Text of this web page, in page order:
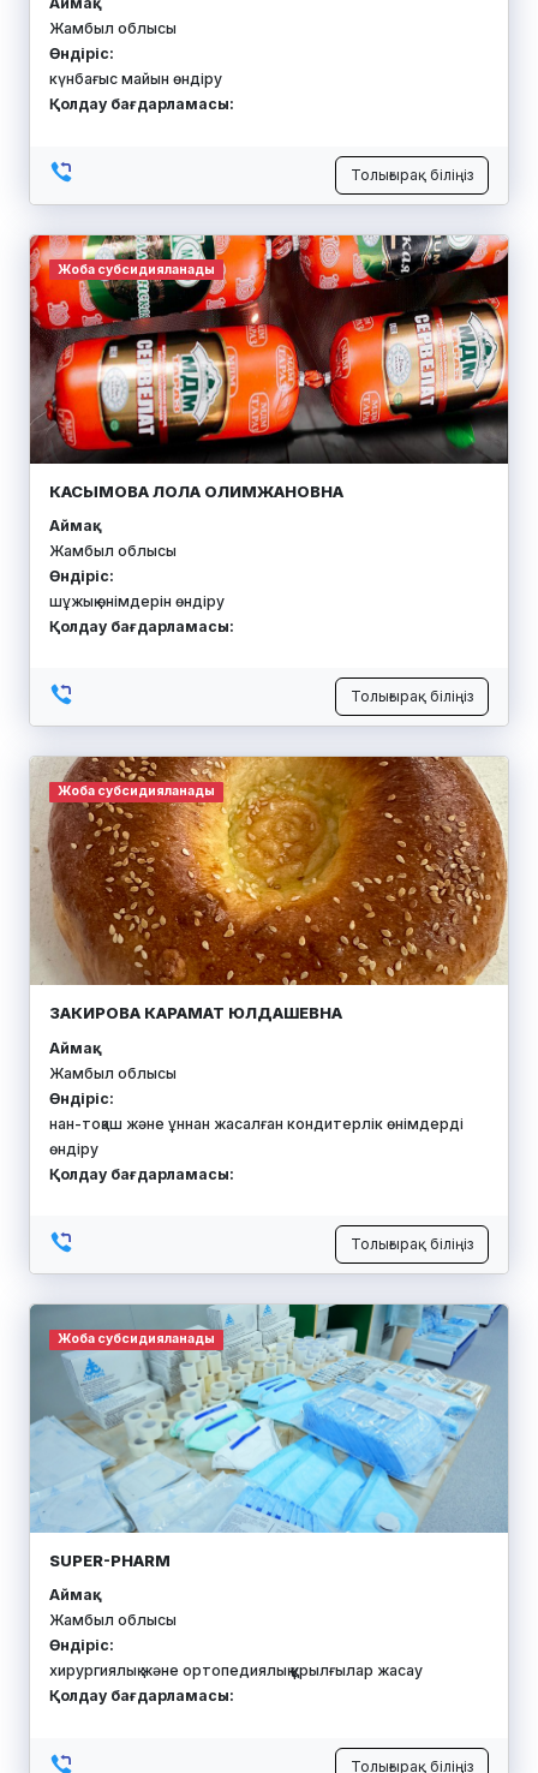
Жамбыл облысы
Өндіріс:
күнбағыс майын өндіру
Қолдау бағдарламасы:
Толығырақ біліңіз
Жоба субсидияланады
КАСЫМОВА ЛОЛА ОЛИМЖАНОВНА
Аймақ:
Жамбыл облысы
Өндіріс:
шұжық өнімдерін өндіру
Қолдау бағдарламасы:
Толығырақ біліңіз
Жоба субсидияланады
ЗАКИРОВА КАРАМАТ ЮЛДАШЕВНА
Аймақ:
Жамбыл облысы
Өндіріс:
нан-тоқаш және ұннан жасалған кондитерлік өнімдерді
өндіру
Қолдау бағдарламасы:
Толығырақ біліңіз
Жоба субсидияланады
SUPER-PHARM
Аймақ:
Жамбыл облысы
Өндіріс:
хирургиялық және ортопедиялық құрылғылар жасау
Қолдау бағдарламасы:
Толығырақ біліңіз